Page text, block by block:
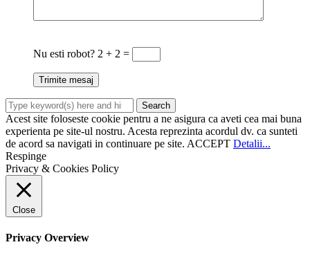
Nu esti robot? 2 + 2 =
Acest site foloseste cookie pentru a ne asigura ca aveti cea mai buna
experienta pe site-ul nostru. Acesta reprezinta acordul dv. ca sunteti
de acord sa navigati in continuare pe site. ACCEPT Detalii...
Respinge
Privacy & Cookies Policy
Close
Privacy Overview